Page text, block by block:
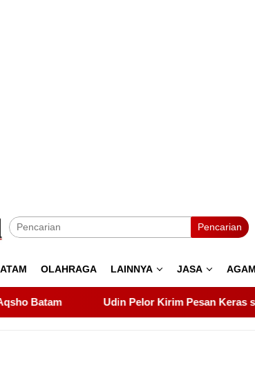
Pencarian
OLAHRAGA LAINNYA JASA
Pesan Keras soal Solidaritas, Pelantikan